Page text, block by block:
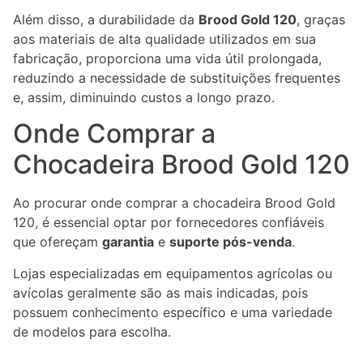
Além disso, a durabilidade da Brood Gold 120, graças
aos materiais de alta qualidade utilizados em sua
fabricação, proporciona uma vida útil prolongada,
reduzindo a necessidade de substituições frequentes
e, assim, diminuindo custos a longo prazo.
Onde Comprar a
Chocadeira Brood Gold 120
Ao procurar onde comprar a chocadeira Brood Gold
120, é essencial optar por fornecedores confiáveis
que ofereçam garantia e suporte pós-venda.
Lojas especializadas em equipamentos agrícolas ou
avícolas geralmente são as mais indicadas, pois
possuem conhecimento específico e uma variedade
de modelos para escolha.